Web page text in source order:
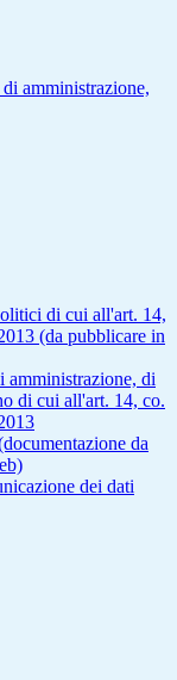
amministrazione,
di cui all'art. 14,
(da pubblicare in
di
di cui all'art. 14, co.
da
dei dati